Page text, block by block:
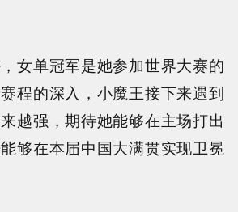
女单冠军是她参加世界大赛的
程的深入，小魔王接下来遇到
越强，期待她能够在主场打出
够在本届中国大满贯实现卫冕